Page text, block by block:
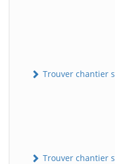
Trouver chantier
Trouver chantier